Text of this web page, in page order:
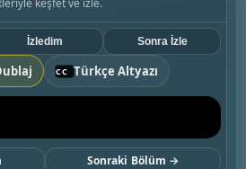
keşfet ve izle.
Türkçe Altyazı
İzledim Sonra İzle
Sonraki Bölüm →